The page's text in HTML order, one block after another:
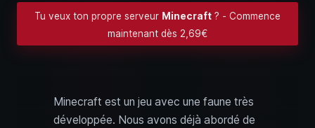
Tu veux ton propre serveur Minecraft ? - Commence
maintenant dès 2,69€
Minecraft est un jeu avec une faune très
développée. Nous avons déjà abordé de